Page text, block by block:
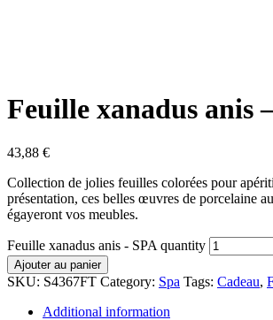
Feuille xanadus anis
43,88 €
Collection de jolies feuilles colorées pour
présentation, ces belles œuvres de porcelaine
égayeront vos meubles.
Feuille xanadus anis - SPA quantity
Ajouter au panier
SKU: S4367FT Category: Spa Tags: Cadeau,
Additional information